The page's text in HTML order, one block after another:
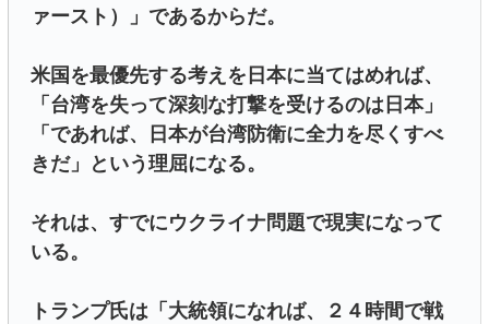
ァースト）」であるからだ。
米国を最優先する考えを日本に当てはめれば、
「台湾を失って深刻な打撃を受けるのは日本」
「であれば、日本が台湾防衛に全力を尽くすべ
きだ」という理屈になる。
それは、すでにウクライナ問題で現実になって
いる。
トランプ氏は「大統領になれば、２４時間で戦